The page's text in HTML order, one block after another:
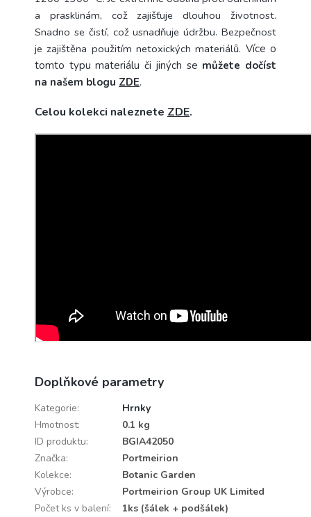
a prasklinám, což zajišťuje dlouhou životnost.
Snadno se čistí, což usnadňuje údržbu. Bezpečnost
je zajištěna použitím netoxických materiálů. Více o
tomto typu materiálu či jiných se můžete dočíst
na našem blogu ZDE.
Celou kolekci naleznete ZDE.
Doplňkové parametry
Kategorie:
Hrnky
Hmotnost:
0.1 kg
ID produktu:
BGIA42050
Značka:
Portmeirion
Kolekce:
Botanic Garden
Výrobce:
Portmeirion Group UK Limited
Počet ks v balení:
1ks (šálek + podšálek)